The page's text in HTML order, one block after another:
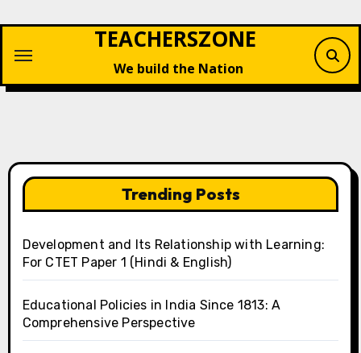
content
TEACHERSZONE
We build the Nation
Trending Posts
Development and Its Relationship with Learning:
For CTET Paper 1 (Hindi & English)
Educational Policies in India Since 1813: A
Comprehensive Perspective